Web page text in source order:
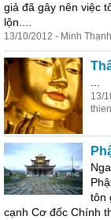
giả đã gây nên việc
lộn....
13/10/2012 - Minh
13/
tôn
cạnh Cơ đốc Chính